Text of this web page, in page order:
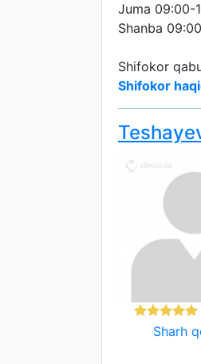
Juma 09:00-
Shanba
Shifokor
Shifokor
Sharh